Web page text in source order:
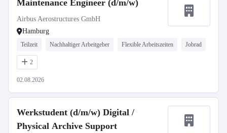
Maintenance Engineer (d/m/w)
Airbus Aerostructures GmbH
Hamburg
Teilzeit Nachhaltiger Arbeitgeber Flexible Arbeitszeiten Jobrad
2
02.08.2026
Werkstudent (d/m/w) Digital /
Physical Archive Support